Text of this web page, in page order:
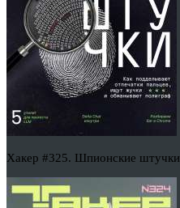
Хакер #325. Шпионские штучки